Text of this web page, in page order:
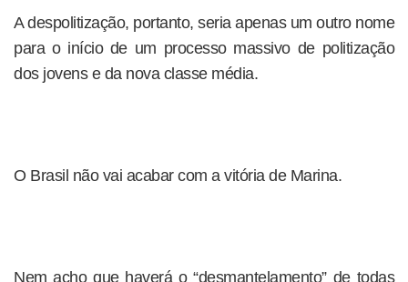
A despolitização, portanto, seria apenas um outro nome
para o início de um processo massivo de politização
dos jovens e da nova classe média.
O Brasil não vai acabar com a vitória de Marina.
Nem acho que haverá o “desmantelamento” de todas